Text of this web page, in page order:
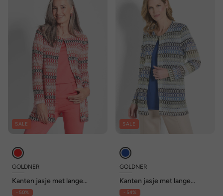
SALE
GOLDNER
Kanten jasje met lange
mouwen van jersey
- 50%
SALE
GOLDNER
Kanten jasje met lange
mouwen van jersey
- 54%